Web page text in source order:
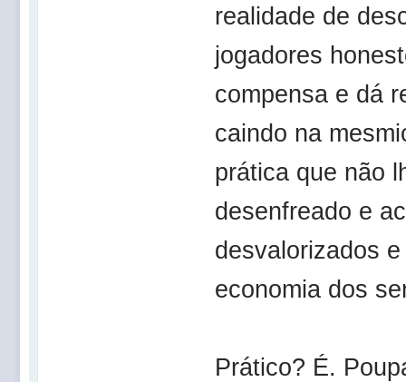
realidade de
jogadores
compensa e dá
caindo na
prática que não
desenfreado e
desvalorizados
economia dos
Prático? É.